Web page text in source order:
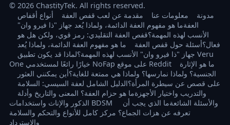
© 2026 ChastityTek. All rights reserved.
مدونة
معلومات عنا مقدمة عن لعب قفص العفة
أنواع أقفاص
العفةما هو مفهوم العفة الدائمة، ولماذا يُعد جهاز "ذا فيرو وان"
الأنسب لهذه المهمة؟قفص العفة التقليدي: رمز قوي، ولكن هل هو
فعال؟أسئلة حول قفص العفة
ما هو مفهوم العفة الدائمة، ولماذا يُعد
جهاز "ذا فيرو وان" الأنسب لهذه المهمة؟لماذا قد يكون تطبيق Veru
One خيارًا رائعًا لمستخدمي NoFap على موقع Reddit
ما هو الإثارة
الجنسية؟ ولماذا نمارسها؟ ولماذا هي ممتعة للغاية؟أين يمكنني العثور
على قصص عن سيطرة المرأة؟الدليل الشامل لعفة السيسي: السلامة
والتدريب واختيار الأجهزةما هو حزام العفة؟ المعنى والتاريخ وأدلة
الذكور والإناث واستخدامات BDSM والأسئلة الشائعةما الذي يجب أن
تعرفه عن هزات الجماع؟ مركز كامل للأنواع والتحكم والسلامة
والاسترداد